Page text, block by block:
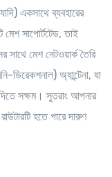
একসাথে ব্যবহারের
সাপোর্টটেড, তাই
মেশ নেটওয়ার্ক তৈরি
অ্যান্টেনা, যা
সক্ষম। সুতরাং আপনার
হতে পারে দারুণ